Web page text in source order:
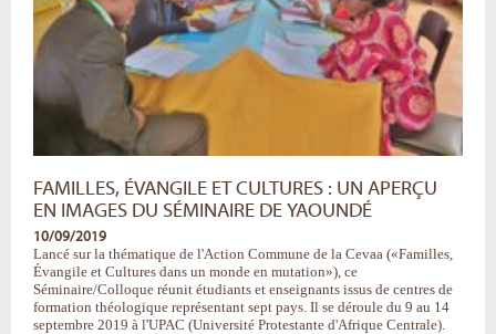
FAMILLES, ÉVANGILE ET CULTURES : UN APERÇU
EN IMAGES DU SÉMINAIRE DE YAOUNDÉ
10/09/2019
Lancé sur la thématique de l'Action Commune de la Cevaa («Familles,
Évangile et Cultures dans un monde en mutation»), ce
Séminaire/Colloque réunit étudiants et enseignants issus de centres de
formation théologique représentant sept pays. Il se déroule du 9 au 14
septembre 2019 à l'UPAC (Université Protestante d'Afrique Centrale).